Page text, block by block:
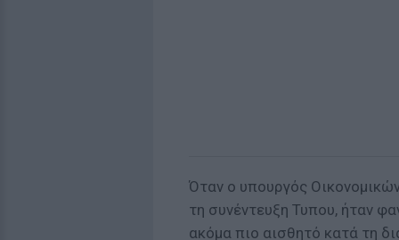
Όταν ο υπουργός
τη συνέντευξη Τυπου, ήταν
ακόμα πιο αισθητό κατά τη